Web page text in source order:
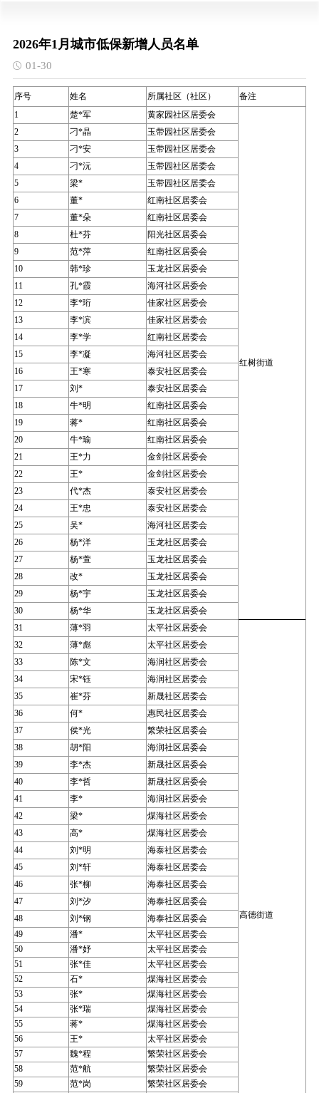
2026年1月城市低保新增人员名单
01-30
序号 姓名 所属社区（社区）
备注
1
楚*军 黄家园社区居委会
红树街道
2 刁*晶
玉带园社区居委会
3
刁*安
玉带园社区居委会
4
刁*沅
玉带园社区居委会
5
梁*
玉带园社区居委会
6
董*
红南社区居委会
7
董*朵
红南社区居委会
8
杜*芬
阳光社区居委会
9
范*萍
红南社区居委会
10
韩*珍
玉龙社区居委会
11
孔*霞
海河社区居委会
12
李*珩
佳家社区居委会
13
李*滨
佳家社区居委会
14
李*学
红南社区居委会
15
李*凝
海河社区居委会
16
王*寒
泰安社区居委会
17
刘*
泰安社区居委会
18
牛*明
红南社区居委会
19
蒋*
红南社区居委会
20
牛*瑜
红南社区居委会
21
王*力
金剑社区居委会
22
王*
金剑社区居委会
23
代*杰
泰安社区居委会
24
王*忠
泰安社区居委会
25
吴*
海河社区居委会
26
杨*洋
玉龙社区居委会
27
杨*萱
玉龙社区居委会
28
改*
玉龙社区居委会
29
杨*宇
玉龙社区居委会
30
杨*华
玉龙社区居委会
31
薄*羽 太平社区居委会
高德街道
32 薄*彪
太平社区居委会
33
陈*文
海润社区居委会
34
宋*钰
海润社区居委会
35
崔*芬
新晟社区居委会
36
何*
惠民社区居委会
37
侯*光
繁荣社区居委会
38
胡*阳
海润社区居委会
39
李*杰
新晟社区居委会
40
李*哲
新晟社区居委会
41
李*
海润社区居委会
42
梁*
煤海社区居委会
43
高*
煤海社区居委会
44
刘*明
海泰社区居委会
45
刘*轩
海泰社区居委会
46
张*柳
海泰社区居委会
47
刘*汐
海泰社区居委会
48
刘*钢
海泰社区居委会
49
潘*
太平社区居委会
50
潘*妤
太平社区居委会
51
张*佳
太平社区居委会
52
石*
煤海社区居委会
53
张*
煤海社区居委会
54
张*瑞
煤海社区居委会
55
蒋*
煤海社区居委会
56
王*
太平社区居委会
57
魏*程
繁荣社区居委会
58
范*航
繁荣社区居委会
59
范*岗
繁荣社区居委会